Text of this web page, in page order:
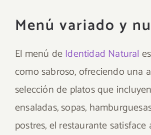
Menú variado y
El menú de Identidad Natural
como sabroso, ofreciendo una
selección de platos que
ensaladas, sopas,
postres, el restaurante satisface